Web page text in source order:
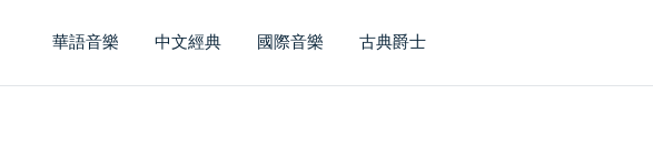
華語音樂 中文經典 國際音樂 古典爵士